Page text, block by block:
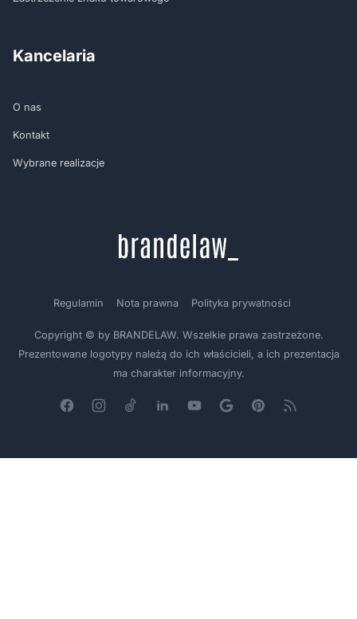
Kancelaria
O nas
Kontakt
Wybrane realizacje
Regulamin Nota prawna Polityka prywatności
Copyright © by BRANDELAW. Wszelkie prawa zastrzeżone.
Prezentowane logotypy należą do ich właścicieli, a ich prezentacja
ma charakter informacyjny.